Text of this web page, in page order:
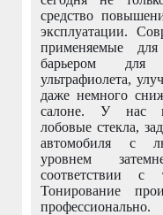
средство
эксплуатации.
применяемые
барьером для
ультрафиолета,
даже немного
салоне. У нас
лобовые стекла,
автомобиля с
уровнем
соответствии с
Тонирование
профессионально.